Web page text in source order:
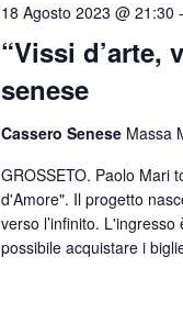
“Vissi d’arte,
senese
18 Agosto 2023 @ 21:30
Cassero Senese Massa
GROSSETO. Paolo Mari
d'Amore". Il progetto
verso l’infinito.
possibile acquistare i